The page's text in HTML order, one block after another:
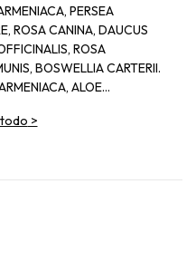
PERSEA
ROSA CANINA, DAUCUS
ROSA
BOSWELLIA CARTERII.
ALOE
>